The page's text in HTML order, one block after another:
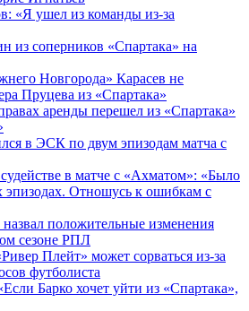
«Я ушел из команды из-за
из соперников «Спартака» на
Новгорода» Карасев не
Пруцева из «Спартака»
аренды перешел из «Спартака»
в ЭСК по двум эпизодам матча с
в матче с «Ахматом»: «Было
эпизодах. Отношусь к ошибкам с
положительные изменения
сезоне РПЛ
Плейт» может сорваться из‑за
футболиста
Барко хочет уйти из «Спартака»,